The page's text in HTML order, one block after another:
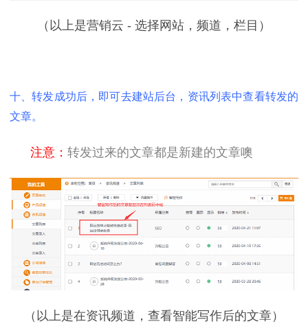
（以上是营销云 - 选择网站，频道，栏目）
十、转发成功后，即可去建站后台，资讯列表中查看转发的
文章。
注意： 转发过来的文章都是新建的文章噢
（以上是在资讯频道，查看智能写作后的文章）